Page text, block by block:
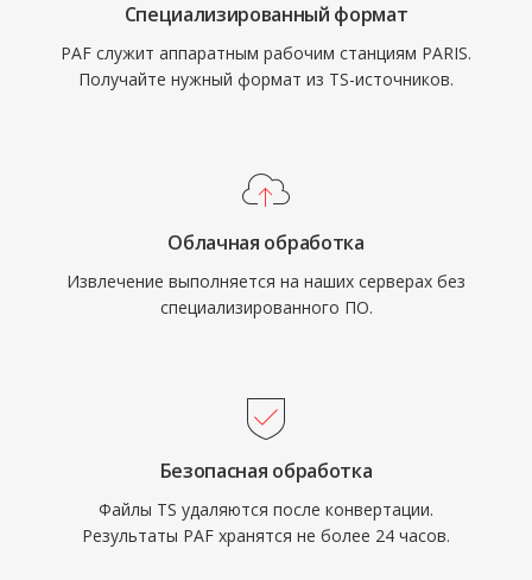
Специализированный формат
PAF служит аппаратным рабочим станциям PARIS.
Получайте нужный формат из TS-источников.
Облачная обработка
Извлечение выполняется на наших серверах без
специализированного ПО.
Безопасная обработка
Файлы TS удаляются после конвертации.
Результаты PAF хранятся не более 24 часов.